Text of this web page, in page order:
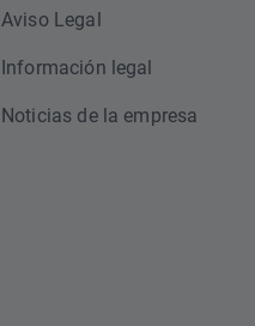
Aviso Legal
Información legal
Noticias de la empresa